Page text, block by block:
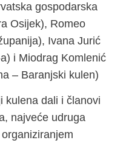
gospodarska
Osijek), Romeo
Ivana Jurić
i Miodrag Komlenić
– Baranjski kulen)
kulena dali i članovi
najveće udruga